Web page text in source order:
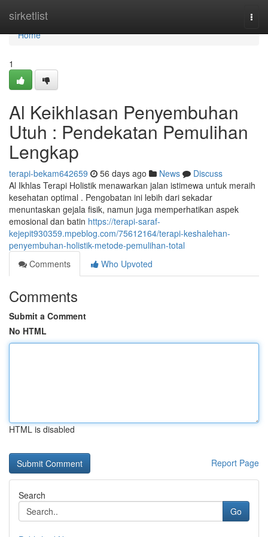
sirketlist
Home
Home
1
Al Keikhlasan Penyembuhan
Utuh : Pendekatan Pemulihan
Lengkap
terapi-bekam642659 56 days ago News
Discuss
Al Ikhlas Terapi Holistik menawarkan jalan istimewa untuk meraih
kesehatan optimal . Pengobatan ini lebih dari sekadar
menuntaskan gejala fisik, namun juga memperhatikan aspek
emosional dan batin https://terapi-saraf-
kejepit930359.mpeblog.com/75612164/terapi-keshalehan-
penyembuhan-holistik-metode-pemulihan-total
Comments
Who Upvoted
Comments
Submit a Comment
No HTML
HTML is disabled
Report Page
Search
Go